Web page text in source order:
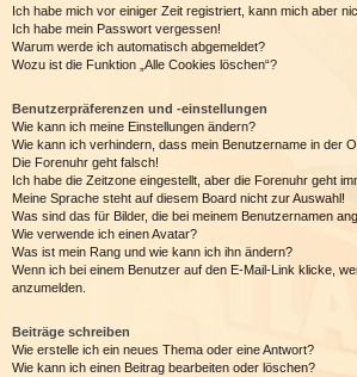
Ich habe mich vor einiger Zeit registriert, kann mich aber
Ich habe mein Passwort vergessen!
Warum werde ich automatisch abgemeldet?
Wozu ist die Funktion „Alle Cookies löschen“?
Benutzerpräferenzen und -einstellungen
Wie kann ich meine Einstellungen ändern?
Wie kann ich verhindern, dass mein Benutzername in der
Die Forenuhr geht falsch!
Ich habe die Zeitzone eingestellt, aber die Forenuhr geht
Meine Sprache steht auf diesem Board nicht zur Auswahl!
Was sind das für Bilder, die bei meinem Benutzernamen
Wie verwende ich einen Avatar?
Was ist mein Rang und wie kann ich ihn ändern?
Wenn ich bei einem Benutzer auf den E-Mail-Link klicke,
anzumelden.
Beiträge schreiben
Wie erstelle ich ein neues Thema oder eine Antwort?
Wie kann ich einen Beitrag bearbeiten oder löschen?